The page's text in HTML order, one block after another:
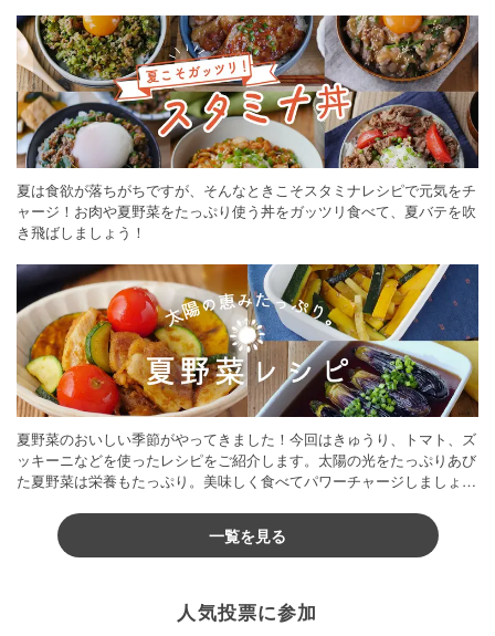
夏は食欲が落ちがちですが、そんなときこそスタミナレシピで元気をチ
ャージ！お肉や夏野菜をたっぷり使う丼をガッツリ食べて、夏バテを吹
き飛ばしましょう！
夏野菜のおいしい季節がやってきました！今回はきゅうり、トマト、ズ
ッキーニなどを使ったレシピをご紹介します。太陽の光をたっぷりあび
た夏野菜は栄養もたっぷり。美味しく食べてパワーチャージしましょう
一覧を見る
人気投票に参加